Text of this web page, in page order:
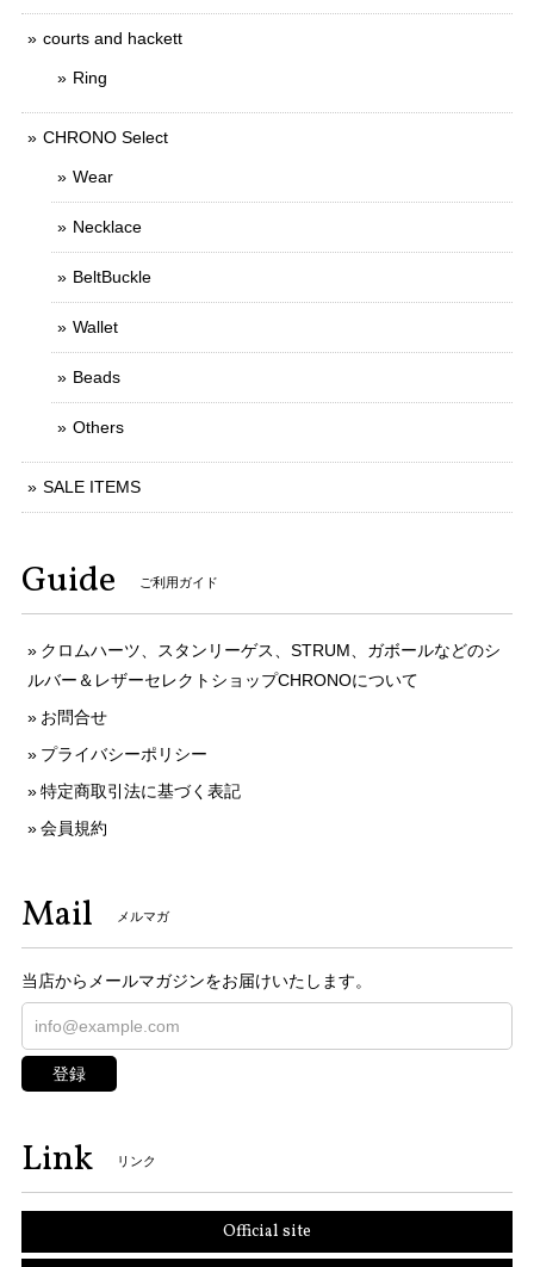
courts and hackett
Ring
CHRONO Select
Wear
Necklace
BeltBuckle
Wallet
Beads
Others
SALE ITEMS
Guide ご利用ガイド
クロムハーツ、スタンリーゲス、STRUM、ガボールなどのシ
ルバー＆レザーセレクトショップCHRONOについて
お問合せ
プライバシーポリシー
特定商取引法に基づく表記
会員規約
Mail メルマガ
当店からメールマガジンをお届けいたします。
登録
Link リンク
Official site